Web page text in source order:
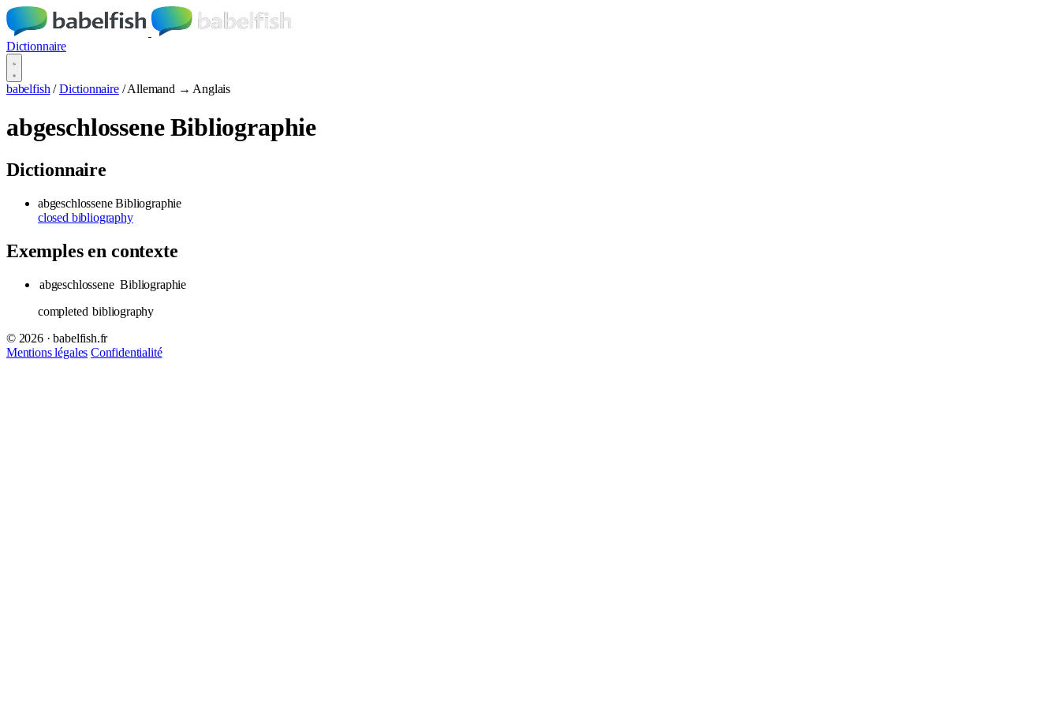
Dictionnaire
babelfish / Dictionnaire / Allemand → Anglais
abgeschlossene Bibliographie
Dictionnaire
abgeschlossene Bibliographie
closed bibliography
Exemples en contexte
abgeschlossene Bibliographie
completed bibliography
© 2026 · babelfish.fr
Mentions légales Confidentialité